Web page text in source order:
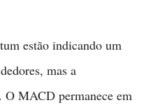
estão indicando um
mas a
O MACD permanece em